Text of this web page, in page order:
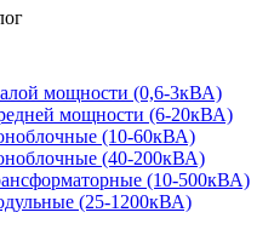
мощности (0,6-3кВА)
мощности (6-20кВА)
(10-60кВА)
(40-200кВА)
(10-500кВА)
(25-1200кВА)